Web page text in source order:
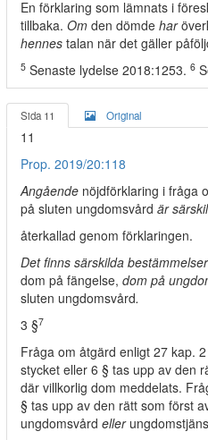
En förklaring som lämnats i
tillbaka. Om den dömde har
hennes talan när det gäller
5 Senaste lydelse 2018:1253. 6
Sida 11 Original
11
Prop. 2019/20:118
Angående nöjdförklaring i fråga
på sluten ungdomsvård är
återkallad genom förklaringen.
Det finns särskilda
dom på fängelse, dom på
sluten ungdomsvård.
3 §7
Fråga om åtgärd enligt 27 kap.
stycket eller 6 § tas upp av den
där villkorlig dom meddelats.
§ tas upp av den rätt som först
ungdomsvård eller